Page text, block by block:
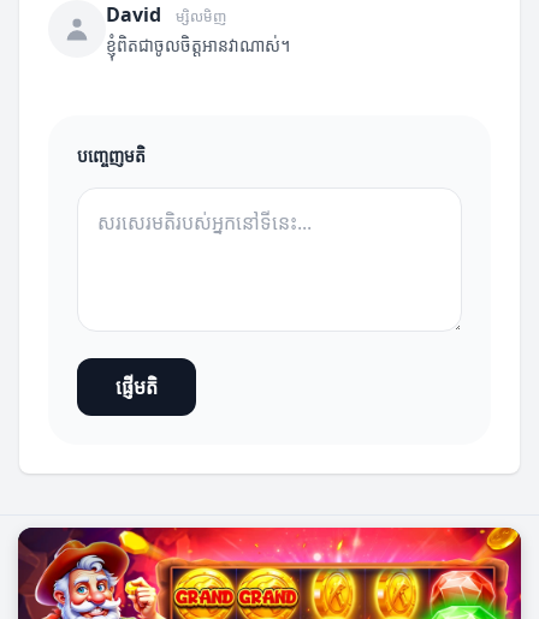
David ម្សិលមិញ
ខ្ញុំពិតជាចូលចិត្តអានវាណាស់។
បញ្ចេញមតិ
ផ្ញើមតិ